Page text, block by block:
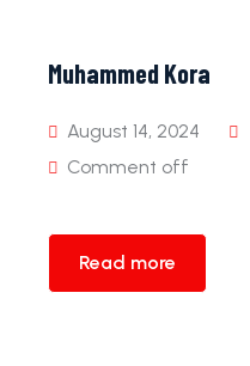
Muhammed Kora
August 14, 2024
Comment off
Read more